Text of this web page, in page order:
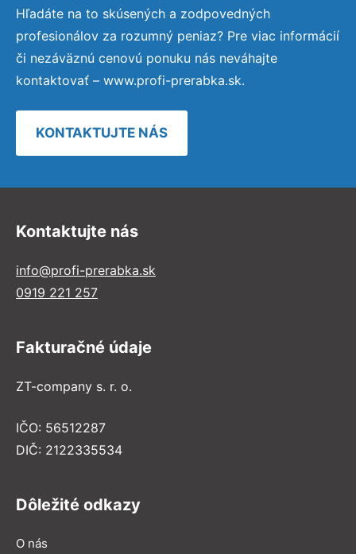
Hľadáte na to skúsených a zodpovedných
profesionálov za rozumný peniaz? Pre viac informácií
či nezáväznú cenovú ponuku nás neváhajte
kontaktovať – www.profi-prerabka.sk.
KONTAKTUJTE NÁS
Kontaktujte nás
info@profi-prerabka.sk
0919 221 257
Fakturačné údaje
ZT-company s. r. o.
IČO: 56512287
DIČ: 2122335534
Dôležité odkazy
O nás